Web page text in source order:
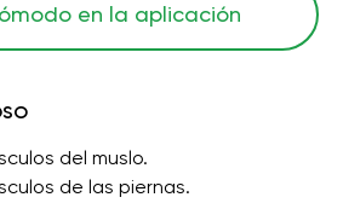
en la aplicación
del muslo.
de las piernas.